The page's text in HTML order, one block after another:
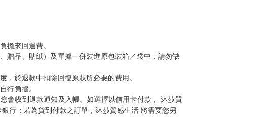
擔來回運費。
贈品、貼紙）及單據一併裝進原包裝箱／袋中，請勿缺
於退款中扣除回復原狀所必要的費用。
行負擔。
會收到退款通知及入帳。如選擇以信用卡付款， 沐莎質
行；若為貨到付款之訂單，沐莎質感生活 將需要您另